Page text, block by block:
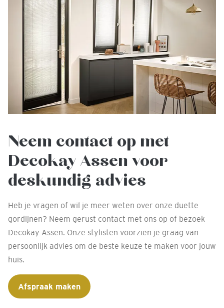
Neem contact op met
Decokay Assen voor
deskundig advies
Heb je vragen of wil je meer weten over onze duette
gordijnen? Neem gerust contact met ons op of bezoek
Decokay Assen. Onze stylisten voorzien je graag van
persoonlijk advies om de beste keuze te maken voor jouw
huis.
Afspraak maken